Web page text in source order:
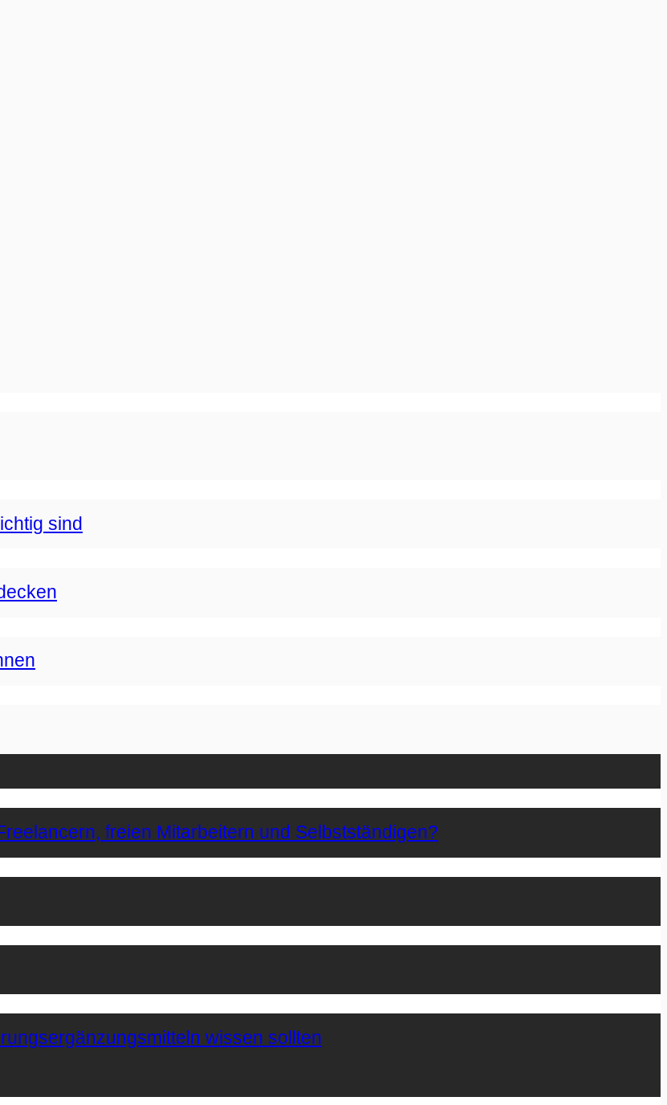
sind
freien Mitarbeitern und Selbstständigen?
wissen sollten